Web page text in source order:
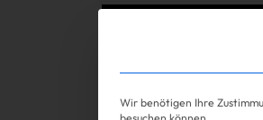
Wir benötigen Ihre